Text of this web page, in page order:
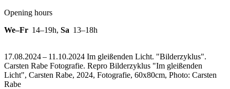
Opening hours
We–Fr 14–19h, Sa 13–18h
17.08.2024 – 11.10.2024 Im gleißenden Licht. "Bilderzyklus".
Carsten Rabe Fotografie. Repro Bilderzyklus "Im gleißenden
Licht", Carsten Rabe, 2024, Fotografie, 60x80cm, Photo: Carsten
Rabe